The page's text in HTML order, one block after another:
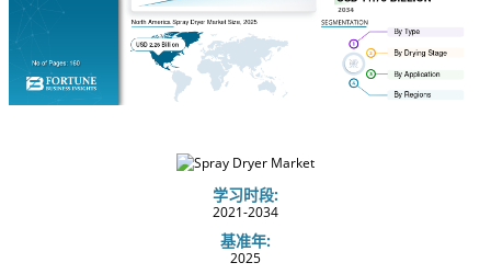
学习时段:
2021-2034
基准年:
2025